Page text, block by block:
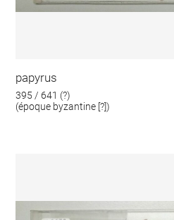
papyrus
395 / 641 (?)
(époque byzantine [?])